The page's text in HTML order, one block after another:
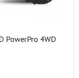
PowerPro 4WD